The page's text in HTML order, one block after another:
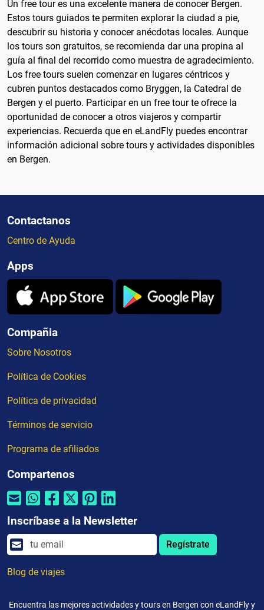
Un free tour es una excelente manera de conocer Bergen.
Estos tours guiados te permiten explorar la ciudad a pie,
descubrir su historia y conocer anécdotas locales. Aunque
los tours son gratuitos, se recomienda dar una propina al
guía al final del recorrido como muestra de agradecimiento.
Los free tours suelen comenzar en lugares céntricos y
cubren puntos destacados como Bryggen, la Catedral de
Bergen y el puerto. Participar en un free tour te ofrece la
oportunidad de conocer a otros viajeros y compartir
experiencias. Recuerda que en eLandFly puedes encontrar
información adicional sobre tours y actividades disponibles
en Bergen.
Contactanos
Centro de Ayuda
Apps
Compañia
Sobre Nosotros
Política de Cookies
Política de privacidad
Términos de servicio
Programa de afiliados
Compartenos
Inscríbase a la Newsletter
Regístrate
Blog de viajes
Encuentra las mejores actividades y tours en Bergen con eLandFly y